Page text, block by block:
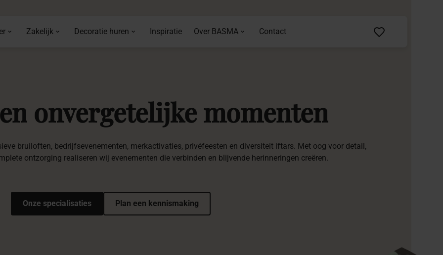
Zakelijk Decoratie huren Inspiratie Over BASMA Contact
onvergetelijke momenten
bruiloften, bedrijfsevenementen, merkactivaties, privéfeesten en diversiteit iftars. Met oog voor detail,
ontzorging realiseren wij evenementen die verbinden en blijvende herinneringen creëren.
Onze specialisaties Plan een kennismaking